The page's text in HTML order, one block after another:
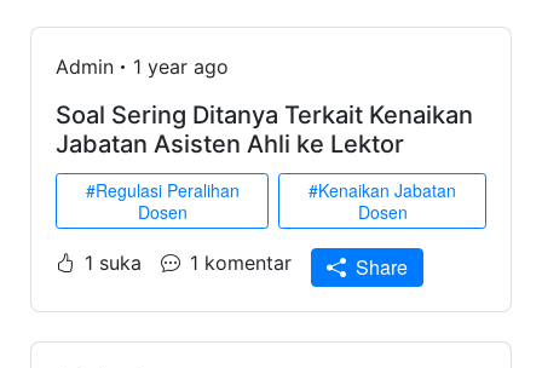
Admin 1 year ago
Soal Sering Ditanya Terkait Kenaikan
Jabatan Asisten Ahli ke Lektor
#Regulasi Peralihan
Dosen
#Kenaikan Jabatan
Dosen
1 suka 1 komentar Share